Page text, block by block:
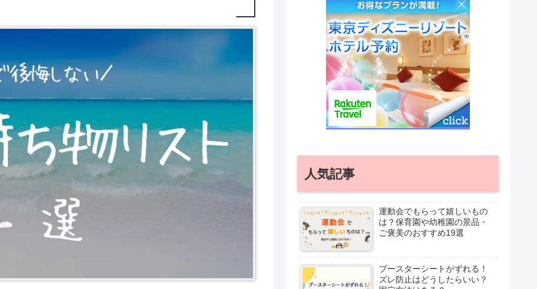
人気記事
運動会でもらって嬉しいもの
は？保育園や幼稚園の景品・
ご褒美のおすすめ19選
ブースターシートがずれる！
ズレ防止はどうしたらいい？